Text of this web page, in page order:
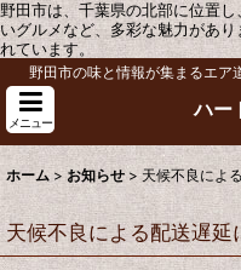
野田市は、千葉県の北部に位置
いグルメなど、多彩な魅力があ
れています。
野田市の味と情報が集まるエア
メニュー
ハー
ホーム > お知らせ > 天候不良によ
天候不良による配送遅延